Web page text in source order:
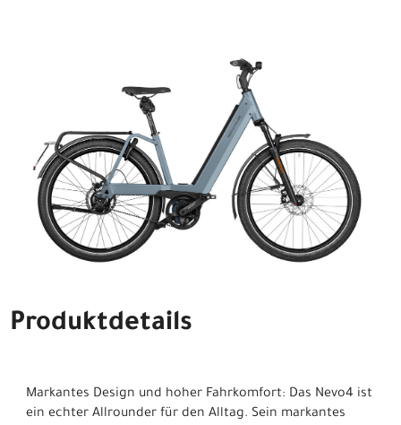
Produktdetails
Markantes Design und hoher Fahrkomfort: Das Nevo4 ist
ein echter Allrounder für den Alltag. Sein markantes